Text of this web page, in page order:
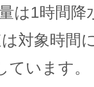
は1時間降
対象時間
ています。